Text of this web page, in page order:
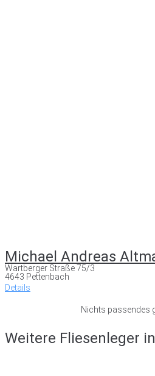
Michael Andreas
Wartberger Straße 75/3
4643 Pettenbach
Details
Nichts passendes
Weitere Fliesenleger in